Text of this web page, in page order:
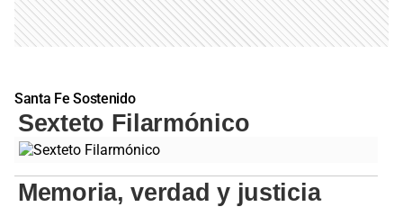
Santa Fe Sostenido
Sexteto Filarmónico
Memoria, verdad y justicia